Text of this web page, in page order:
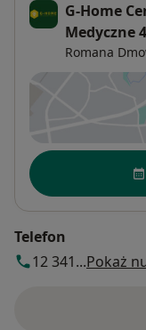
G-Home
Medyczne 4
Romana
Dostępność
Telefon
12 341...Pokaż